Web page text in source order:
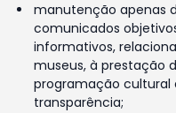
manutenção apenas
comunicados
informativos,
museus, à prestação
programação cultural
transparência;